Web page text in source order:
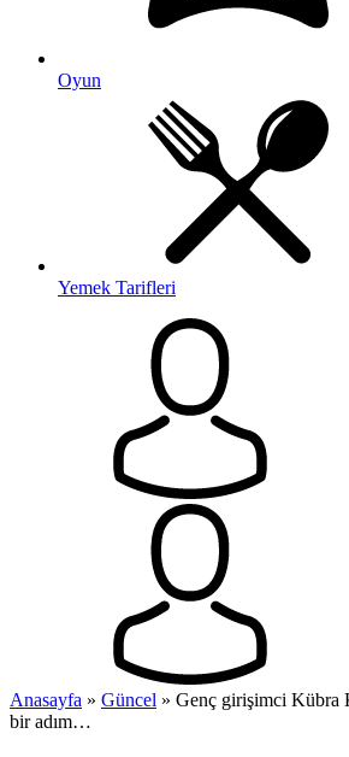
Oyun
Yemek Tarifleri
Anasayfa » Güncel » Genç girişimci Kübra
bir adım…